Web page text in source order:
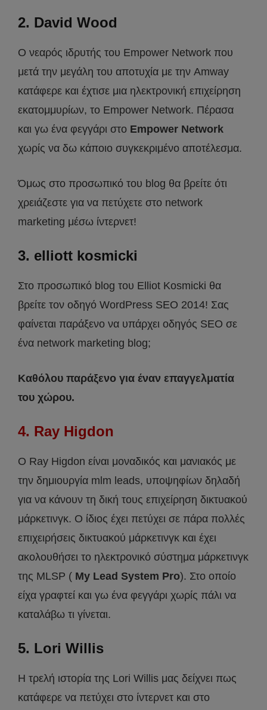
2. David Wood
O νεαρός ιδρυτής του Empower Network που
μετά την μεγάλη του αποτυχία με την Amway
κατάφερε και έχτισε μια ηλεκτρονική επιχείρηση
εκατομμυρίων, το Empower Network. Πέρασα
και γω ένα φεγγάρι στο Empower Network
χωρίς να δω κάποιο συγκεκριμένο αποτέλεσμα.
Όμως στο προσωπικό του blog θα βρείτε ότι
χρειάζεστε για να πετύχετε στο network
marketing μέσω ίντερνετ!
3. elliott kosmicki
Στο προσωπικό blog του Elliot Kosmicki θα
βρείτε τον οδηγό WordPress SEO 2014! Σας
φαίνεται παράξενο να υπάρχει οδηγός SEO σε
ένα network marketing blog;
Καθόλου παράξενο για έναν επαγγελματία
του χώρου.
4. Ray Higdon
Ο Ray Higdon είναι μοναδικός και μανιακός με
την δημιουργία mlm leads, υποψηφίων δηλαδή
για να κάνουν τη δική τους επιχείρηση δικτυακού
μάρκετινγκ. Ο ίδιος έχει πετύχει σε πάρα πολλές
επιχειρήσεις δικτυακού μάρκετινγκ και έχει
ακολουθήσει το ηλεκτρονικό σύστημα μάρκετινγκ
της MLSP ( My Lead System Pro). Στο οποίο
είχα γραφτεί και γω ένα φεγγάρι χωρίς πάλι να
καταλάβω τι γίνεται.
5. Lori Willis
H τρελή ιστορία της Lori Willis μας δείχνει πως
κατάφερε να πετύχει στο ίντερνετ και στο